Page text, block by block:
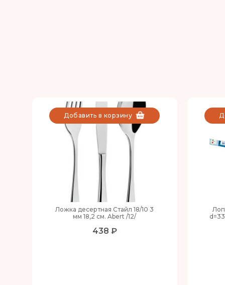
Ложка десертная Стайл 18/10 3
мм 18,2 см. Abert /12/
438 ₽
Добавить в корзину